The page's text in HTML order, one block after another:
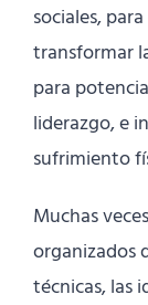
sociales,
transformar
para
liderazgo, e
sufrimiento
Muchas
organizados
técnicas, las